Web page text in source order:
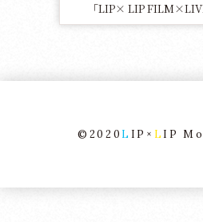
「LIP× LIP
©2020 L IP× L IP